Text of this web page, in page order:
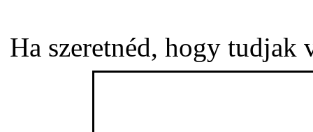
Ha szeretnéd, hogy